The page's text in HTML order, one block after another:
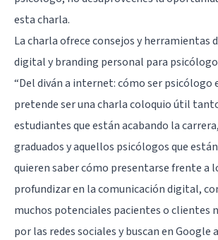
esta charla.
La charla ofrece consejos y herramientas
digital y branding personal para
“Del diván a internet: cómo ser psicólogo
pretende ser una charla coloquio útil
estudiantes que están acabando la
graduados y aquellos psicólogos que
quieren saber cómo presentarse frente a
profundizar en la comunicación digital,
muchos potenciales pacientes o clientes
por las redes sociales y buscan en Google